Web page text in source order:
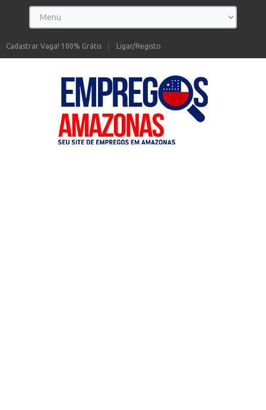
Ligar/Registo
Cadastrar Vaga! 100% Grátis